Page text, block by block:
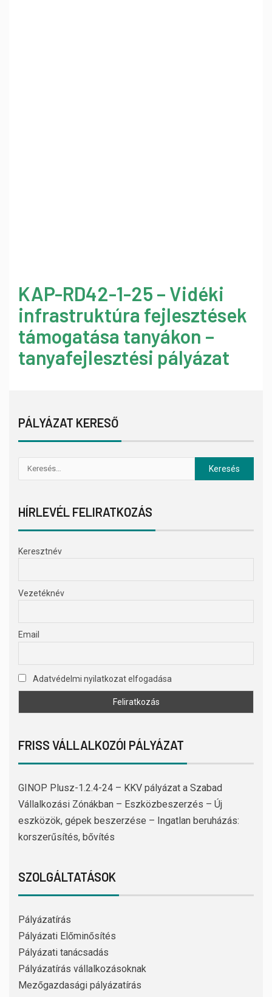
KAP-RD42-1-25 – Vidéki
infrastruktúra fejlesztések
támogatása tanyákon –
tanyafejlesztési pályázat
PÁLYÁZAT KERESŐ
HÍRLEVÉL FELIRATKOZÁS
Keresztnév
Vezetéknév
Email
Adatvédelmi nyilatkozat elfogadása
FRISS VÁLLALKOZÓI PÁLYÁZAT
GINOP Plusz-1.2.4-24 – KKV pályázat a Szabad
Vállalkozási Zónákban – Eszközbeszerzés – Új
eszközök, gépek beszerzése – Ingatlan beruházás:
korszerűsítés, bővítés
SZOLGÁLTATÁSOK
Pályázatírás
Pályázati Előminősítés
Pályázati tanácsadás
Pályázatírás vállalkozásoknak
Mezőgazdasági pályázatírás